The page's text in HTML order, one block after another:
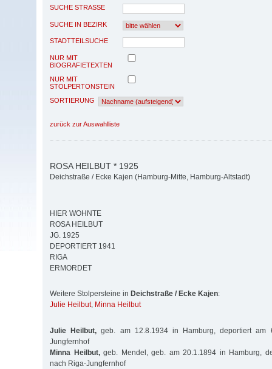
SUCHE STRASSE
SUCHE IN BEZIRK
STADTTEILSUCHE
NUR MIT
BIOGRAFIETEXTEN
NUR MIT
STOLPERTONSTEIN
SORTIERUNG
zurück zur Auswahlliste
ROSA HEILBUT * 1925
Deichstraße / Ecke Kajen (Hamburg-Mitte, Hamburg-Altstadt)
HIER WOHNTE
ROSA HEILBUT
JG. 1925
DEPORTIERT 1941
RIGA
ERMORDET
Weitere Stolpersteine in Deichstraße / Ecke Kajen:
Julie Heilbut, Minna Heilbut
Julie Heilbut, geb. am 12.8.1934 in Hamburg, deportiert am
Jungfernhof
Minna Heilbut,geb. Mendel, geb. am 20.1.1894 in Hamburg,
nach Riga-Jungfernhof